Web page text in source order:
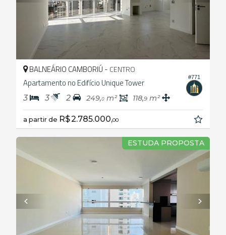
#771
BALNEÁRIO CAMBORIÚ - CENTRO
Apartamento no Edifício Unique Tower
3 3 2 249,0 m² 118,9 m²
a partir de R$ 2.785.000,00
ESTUDA PROPOSTA